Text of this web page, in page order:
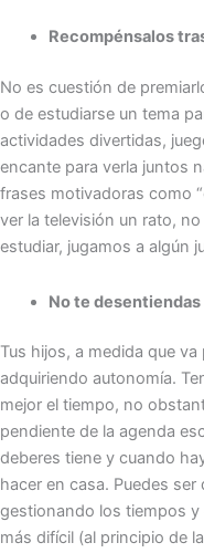
Recompénsalos
No es cuestión de
o de estudiarse un tema
actividades divertidas,
encante para verla juntos
frases motivadoras como
ver la televisión un rato,
estudiar, jugamos a algún
No te desentiendas
Tus hijos, a medida que
adquiriendo autonomía.
mejor el tiempo, no
pendiente de la agenda
deberes tiene y cuando
hacer en casa. Puedes
gestionando los tiempos
más difícil (al principio de